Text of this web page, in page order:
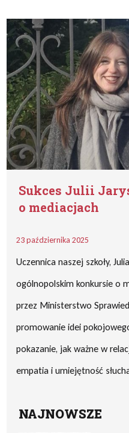
Sukces Julii
o mediacjach
23 października 2025
Uczennica naszej szkoły,
ogólnopolskim konkursie o
przez Ministerstwo
promowanie idei
pokazanie, jak ważne w
empatia i umiejętność
NAJNOWSZE